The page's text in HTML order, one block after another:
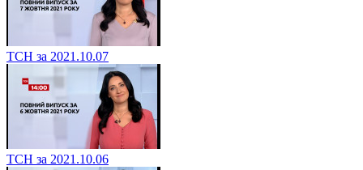
ТСН за 2021.10.07
ТСН за 2021.10.06